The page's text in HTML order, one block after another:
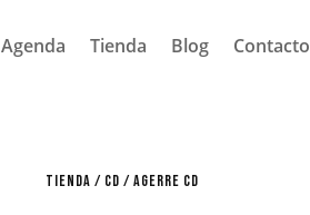
Agenda Tienda Blog Contacto
TIENDA / CD / AGERRE CD